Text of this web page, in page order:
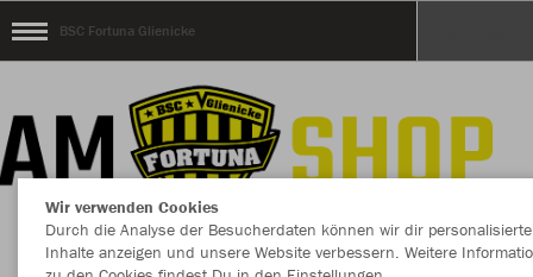
BSC Fortuna Glienicke
Wir verwenden Cookies
Durch die Analyse der Besucherdaten können wir dir personalisierte
Inhalte anzeigen und unsere Website verbessern. Weitere